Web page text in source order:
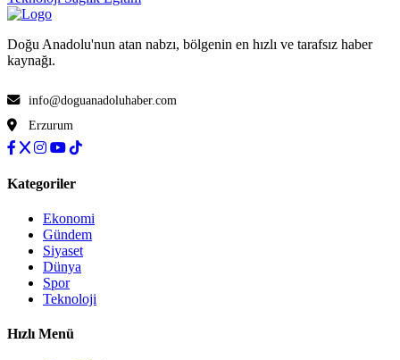
Doğu Anadolu'nun atan nabzı, bölgenin en hızlı ve tarafsız haber
kaynağı.
info@doguanadoluhaber.com
Erzurum
Kategoriler
Ekonomi
Gündem
Siyaset
Dünya
Spor
Teknoloji
Hızlı Menü